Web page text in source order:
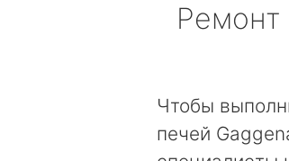
Ремонт
Чтобы
печей